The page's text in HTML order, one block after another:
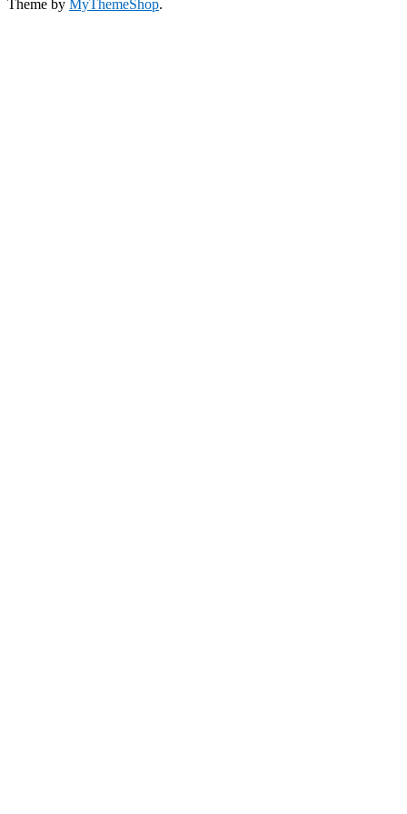
Theme by MyThemeShop.